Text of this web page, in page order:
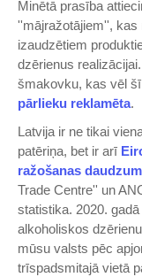
Minētā prasība
''mājražotājiem'', kas
izaudzētiem
dzērienus
šmakovku, kas vēl
pārlieku reklamēta.
Latvija ir ne tikai
patēriņa, bet ir arī
ražošanas
Trade Centre'' un
statistika. 2020.
alkoholiskos
mūsu valsts pēc
trīspadsmitajā vietā